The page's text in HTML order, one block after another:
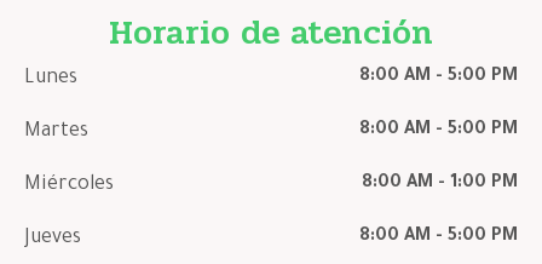
Horario de atención
Lunes 8:00 AM - 5:00 PM
Martes 8:00 AM - 5:00 PM
Miércoles 8:00 AM - 1:00 PM
Jueves 8:00 AM - 5:00 PM